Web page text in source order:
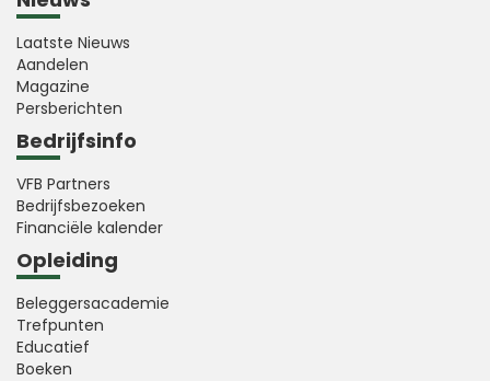
Laatste Nieuws
Aandelen
Magazine
Persberichten
Bedrijfsinfo
VFB Partners
Bedrijfsbezoeken
Financiële kalender
Opleiding
Beleggersacademie
Trefpunten
Educatief
Boeken